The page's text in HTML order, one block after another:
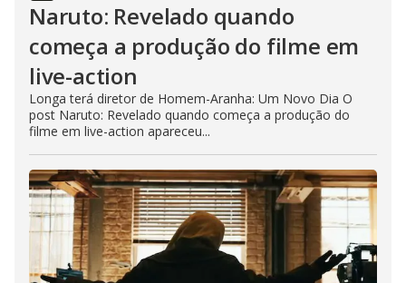
Naruto: Revelado quando
começa a produção do filme em
live-action
Longa terá diretor de Homem-Aranha: Um Novo Dia O
post Naruto: Revelado quando começa a produção do
filme em live-action apareceu...